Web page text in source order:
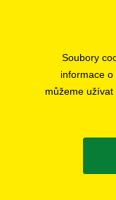
Soubory
informace
můžeme